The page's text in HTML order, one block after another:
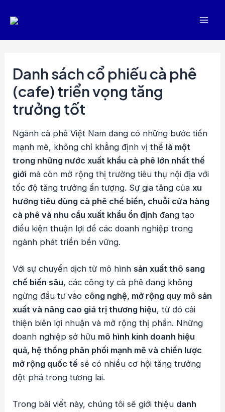
Danh sách cổ phiếu cà phê
(cafe) triển vọng tăng
trưởng tốt
Ngành cà phê Việt Nam đang có những bước tiến
mạnh mẽ, không chỉ khẳng định vị thế là một
trong những nước xuất khẩu cà phê lớn nhất thế
giới mà còn mở rộng thị trường tiêu thụ nội địa với
tốc độ tăng trưởng ấn tượng. Sự gia tăng của xu
hướng tiêu dùng cà phê chế biến, chuỗi cửa hàng
cà phê và nhu cầu xuất khẩu ổn định đang tạo
điều kiện thuận lợi để các doanh nghiệp trong
ngành phát triển bền vững.
Với sự chuyển dịch từ mô hình sản xuất thô sang
chế biến sâu, các công ty cà phê đang không
ngừng đầu tư vào công nghệ, mở rộng quy mô sản
xuất và nâng cao giá trị thương hiệu, từ đó cải
thiện biên lợi nhuận và mở rộng thị phần. Những
doanh nghiệp sở hữu mô hình kinh doanh hiệu
quả, hệ thống phân phối mạnh mẽ và chiến lược
mở rộng quốc tế sẽ có nhiều cơ hội tăng trưởng
đột phá trong tương lai.
Trong bài viết này, chúng tôi sẽ giới thiệu danh